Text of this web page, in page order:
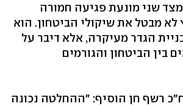
שני מונעת פגיעה חמורה
לא מבטל את שיקולי הביטחון. הוא
הגדר מעיקרה, אלא דיבר על
בין הביטחון והגורמים
ח"כ רשף חן הוסיף: "ההחלטה נכונה